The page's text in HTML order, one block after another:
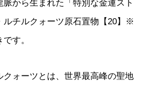
から生まれた「特別な金運スト
ルチルクォーツ原石置物【20】※
す。
クォーツとは、世界最高峰の聖地